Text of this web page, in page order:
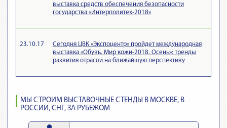
выставка средств обеспечения безопасности
государства «Интерполитех-2018»
23.10.17
Сегодня ЦВК «Экспоцентр» пройдет международная
выставка «Обувь. Мир кожи-2018. Осень»: тренды
развития отрасли на ближайшую перспективу
МЫ СТРОИМ ВЫСТАВОЧНЫЕ СТЕНДЫ В МОСКВЕ, В
РОССИИ, СНГ, ЗА РУБЕЖОМ